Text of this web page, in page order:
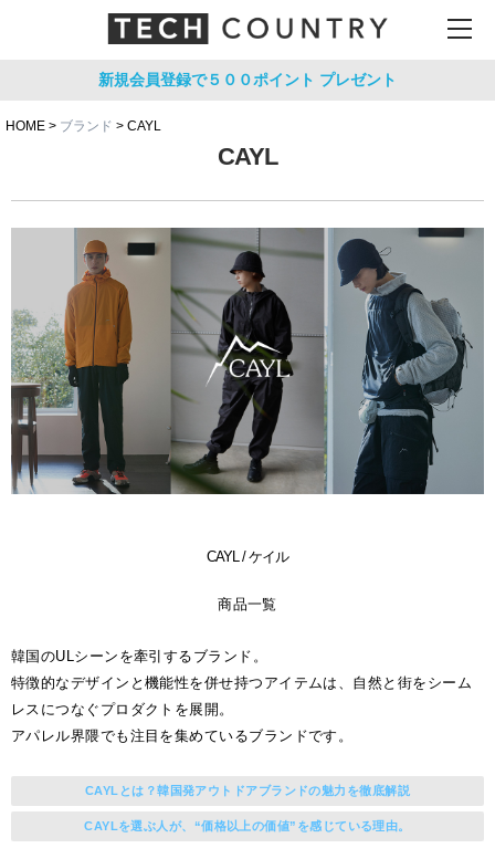
新規会員登録で５００ポイント プレゼント
HOME ブランド CAYL
CAYL
CAYL / ケイル
商品一覧
韓国のULシーンを牽引するブランド。
特徴的なデザインと機能性を併せ持つアイテムは、自然と街をシーム
レスにつなぐプロダクトを展開。
アパレル界隈でも注目を集めているブランドです。
CAYLとは？韓国発アウトドアブランドの魅力を徹底解説
CAYLを選ぶ人が、“価格以上の価値”を感じている理由。